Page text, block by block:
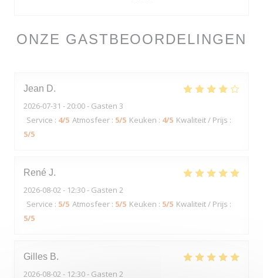
ONZE GASTBEOORDELINGEN
Jean D
2026-07-31 - 20:00 - Gasten 3
Service : 4/5 Atmosfeer : 5/5 Keuken : 4/5 Kwaliteit / Prijs :
5/5
René J
2026-08-02 - 12:30 - Gasten 2
Service : 5/5 Atmosfeer : 5/5 Keuken : 5/5 Kwaliteit / Prijs :
5/5
Gilles B
2026-08-02 - 12:30 - Gasten 2